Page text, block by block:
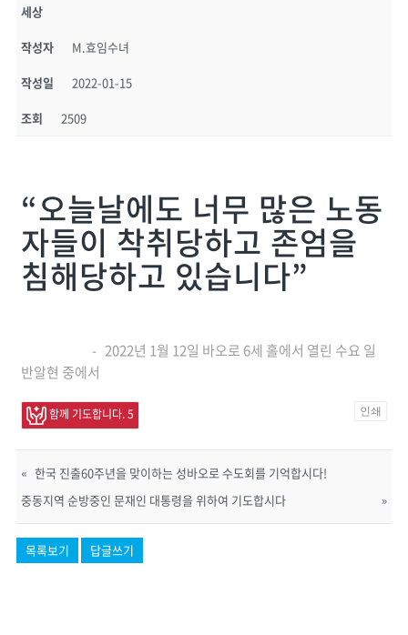
세상
작성자 M.효임수녀
작성일 2022-01-15
조회 2509
“오늘날에도 너무 많은 노동
자들이 착취당하고 존엄을
침해당하고 있습니다”
- 2022년 1월 12일 바오로 6세 홀에서 열린 수요 일
반알현 중에서
함께 기도합니다.5 인쇄
« 한국 진출60주년을 맞이하는 성바오로 수도회를 기억합시다!
중동지역 순방중인 문재인 대통령을 위하여 기도합시다
»
목록보기 답글쓰기